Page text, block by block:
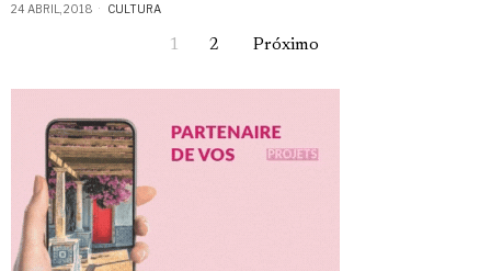
24 ABRIL, 2018 CULTURA
1 2 Próximo